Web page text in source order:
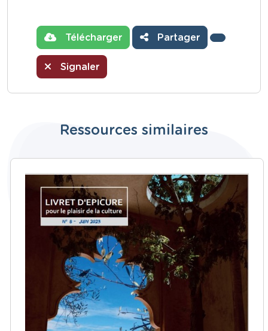
Télécharger Partager
Signaler
Ressources similaires